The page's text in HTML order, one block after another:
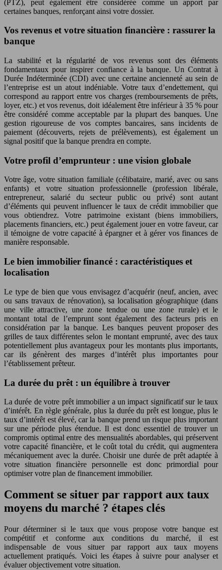
(PTZ), peut également être considérée comme un apport par
certaines banques, renforçant ainsi votre dossier.
Vos revenus et votre situation financière : rassurer la
banque
La stabilité et la régularité de vos revenus sont des éléments
fondamentaux pour inspirer confiance à la banque. Un Contrat à
Durée Indéterminée (CDI) avec une certaine ancienneté au sein de
l’entreprise est un atout indéniable. Votre taux d’endettement, qui
correspond au rapport entre vos charges (remboursements de prêts,
loyer, etc.) et vos revenus, doit idéalement être inférieur à 35 % pour
être considéré comme acceptable par la plupart des banques. Une
gestion rigoureuse de vos comptes bancaires, sans incidents de
paiement (découverts, rejets de prélèvements), est également un
signal positif que la banque prendra en compte.
Votre profil d’emprunteur : une vision globale
Votre âge, votre situation familiale (célibataire, marié, avec ou sans
enfants) et votre situation professionnelle (profession libérale,
entrepreneur, salarié du secteur public ou privé) sont autant
d’éléments qui peuvent influencer le taux de crédit immobilier que
vous obtiendrez. Votre patrimoine existant (biens immobiliers,
placements financiers, etc.) peut également jouer en votre faveur, car
il témoigne de votre capacité à épargner et à gérer vos finances de
manière responsable.
Le bien immobilier financé : caractéristiques et
localisation
Le type de bien que vous envisagez d’acquérir (neuf, ancien, avec
ou sans travaux de rénovation), sa localisation géographique (dans
une ville attractive, une zone tendue ou une zone rurale) et le
montant total de l’emprunt sont également des facteurs pris en
considération par la banque. Les banques peuvent proposer des
grilles de taux différentes selon le montant emprunté, avec des taux
potentiellement plus avantageux pour les montants plus importants,
car ils génèrent des marges d’intérêt plus importantes pour
l’établissement prêteur.
La durée du prêt : un équilibre à trouver
La durée de votre prêt immobilier a un impact significatif sur le taux
d’intérêt. En règle générale, plus la durée du prêt est longue, plus le
taux d’intérêt est élevé, car la banque prend un risque plus important
sur une période plus étendue. Il est donc essentiel de trouver un
compromis optimal entre des mensualités abordables, qui préservent
votre capacité financière, et le coût total du crédit, qui augmentera
mécaniquement avec la durée. Choisir une durée de prêt adaptée à
votre situation financière personnelle est donc primordial pour
optimiser votre plan de financement immobilier.
Comment se situer par rapport aux taux
moyens du marché ? étapes clés
Pour déterminer si le taux que vous propose votre banque est
compétitif et conforme aux conditions du marché, il est
indispensable de vous situer par rapport aux taux moyens
actuellement pratiqués. Voici les étapes à suivre pour analyser et
évaluer objectivement votre situation.